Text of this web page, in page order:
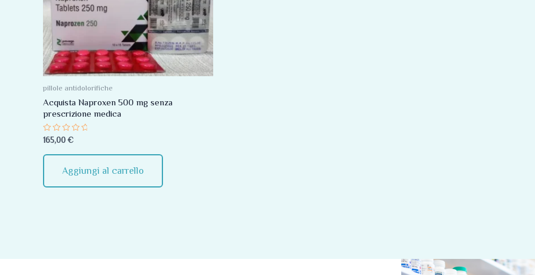
pillole antidolorifiche
Acquista Naproxen 500 mg senza
prescrizione medica
Valutato
0
su
5
165,00 €
Aggiungi al carrello